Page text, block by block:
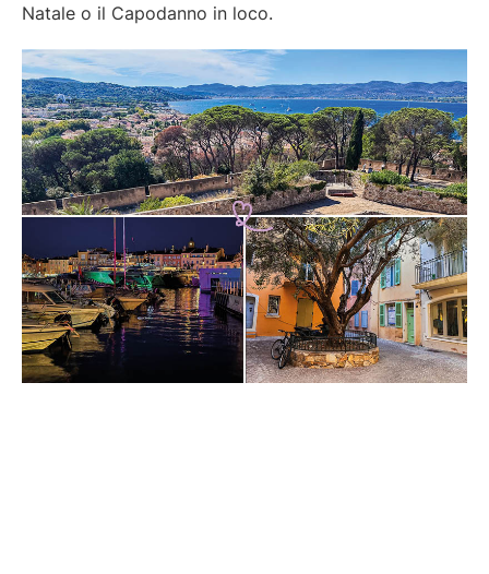
Natale o il Capodanno in loco.